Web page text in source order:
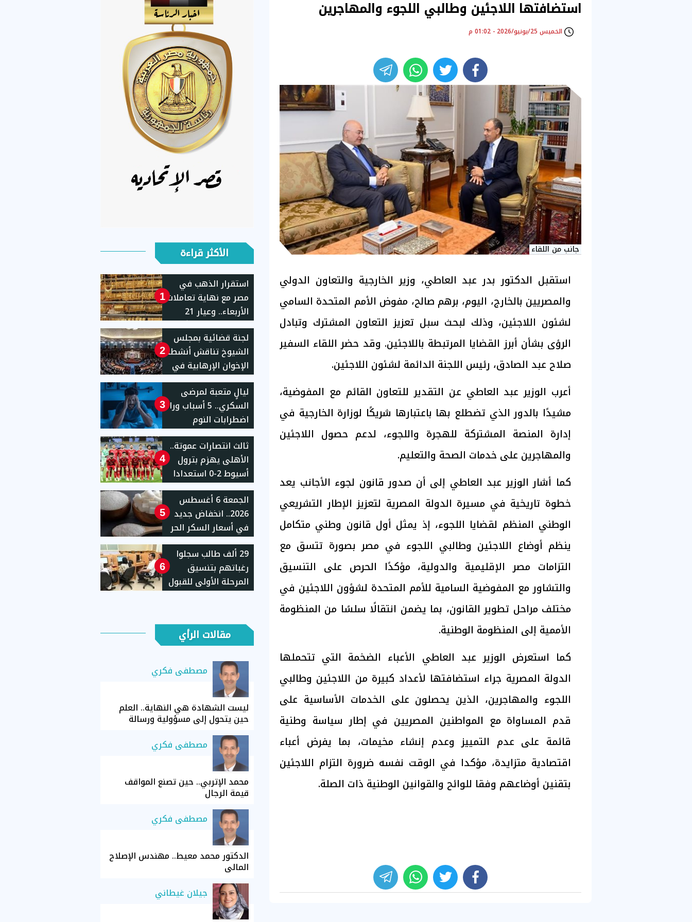
استضافتها اللاجئين وطالبي اللجوء والمهاجرين
الخميس 25/يونيو/2026 - 01:02 م
جانب من اللقاء
استقبل الدكتور بدر عبد العاطي، وزير الخارجية والتعاون الدولي
والمصريين بالخارج، اليوم، برهم صالح، مفوض الأمم المتحدة السامي
لشئون اللاجئين، وذلك لبحث سبل تعزيز التعاون المشترك وتبادل
الرؤى بشأن أبرز القضايا المرتبطة باللاجئين. وقد حضر اللقاء السفير
صلاح عبد الصادق، رئيس اللجنة الدائمة لشئون اللاجئين.
أعرب الوزير عبد العاطي عن التقدير للتعاون القائم مع المفوضية،
مشيدًا بالدور الذي تضطلع بها باعتبارها شريكًا لوزارة الخارجية في
إدارة المنصة المشتركة للهجرة واللجوء، لدعم حصول اللاجئين
والمهاجرين على خدمات الصحة والتعليم.
كما أشار الوزير عبد العاطي إلى أن صدور قانون لجوء الأجانب يعد
خطوة تاريخية في مسيرة الدولة المصرية لتعزيز الإطار التشريعي
الوطني المنظم لقضايا اللجوء، إذ يمثل أول قانون وطني متكامل
ينظم أوضاع اللاجئين وطالبي اللجوء في مصر بصورة تتسق مع
التزامات مصر الإقليمية والدولية، مؤكدًا الحرص على التنسيق
والتشاور مع المفوضية السامية للأمم المتحدة لشؤون اللاجئين في
مختلف مراحل تطوير القانون، بما يضمن انتقالًا سلسًا من المنظومة
الأممية إلى المنظومة الوطنية.
كما استعرض الوزير عبد العاطي الأعباء الضخمة التي تتحملها
الدولة المصرية جراء استضافتها لأعداد كبيرة من اللاجئين وطالبي
اللجوء والمهاجرين، الذين يحصلون على الخدمات الأساسية على
قدم المساواة مع المواطنين المصريين في إطار سياسة وطنية
قائمة على عدم التمييز وعدم إنشاء مخيمات، بما يفرض أعباء
اقتصادية متزايدة، مؤكدا في الوقت نفسه ضرورة التزام اللاجئين
بتقنين أوضاعهم وفقا للوائح والقوانين الوطنية ذات الصلة.
الأكثر قراءة
1
استقرار الذهب في
مصر مع نهاية تعاملات
الأربعاء.. وعيار 21
يسجل 5930 جنيهًا
2
لجنة قضائية بمجلس
الشيوخ تناقش أنشطة
الإخوان الإرهابية في
الولايات المتحدة
3
ليالٍ متعبة لمرضى
السكري.. 5 أسباب وراء
اضطرابات النوم
4
ثالث انتصارات عموتة..
الأهلى يهزم بترول
أسيوط 2-0 استعدادا
للموسم الجديد
5
الجمعة 6 أغسطس
2026.. انخفاض جديد
في أسعار السكر الحر
بالمنافذ الحكومية: 25
جنيهًا للكيلو ابتداءً من
الغد
6
29 ألف طالب سجلوا
رغباتهم بتنسيق
المرحلة الأولى للقبول
بالجامعات حتى الآن
مقالات الرأي
مصطفى فكري
ليست الشهادة هي النهاية.. العلم
حين يتحول إلى مسؤولية ورسالة
مصطفى فكري
محمد الإتربي.. حين تصنع المواقف
قيمة الرجال
مصطفى فكري
الدكتور محمد معيط.. مهندس الإصلاح
المالي
جيلان غيطاني